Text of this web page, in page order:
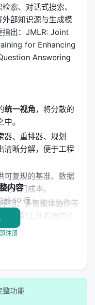
索、对话式搜索、
部知识源与生成模
指出：JMLR: Joint
for Enhancing
Answering
统一视角，将分散的
。
器、重排器、规划
清晰分解，便于工程
可复现的基准、数据
入门成本。
习、多智能体协作等
原型到工业系统的迁
等。
式化 → 模型/系统设计
内容
前 50 行
注册
整功能